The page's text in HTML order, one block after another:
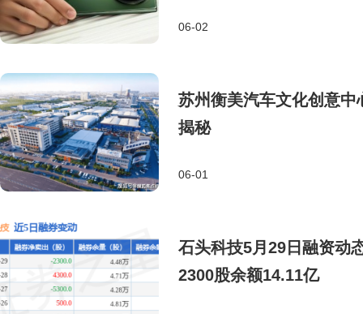
06-02
苏州衡美汽车文化创意
揭秘
06-01
石头科技5月29日融资动
2300股余额14.11亿